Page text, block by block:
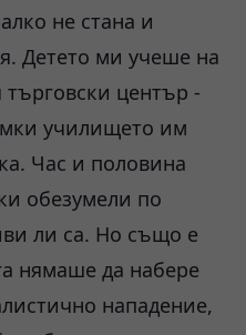
не стана и
Детето ми учеше на
търговски център -
училището им
Час и половина
обезумели по
ли са. Но също е
нямаше да набере
нападение,